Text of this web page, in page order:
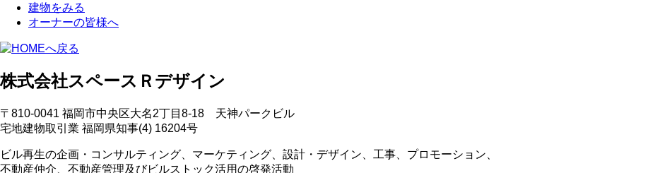
建物をみる
オーナーの皆様へ
株式会社スペースＲデザイン
〒810-0041 福岡市中央区大名2丁目8-18 天神パークビル
宅地建物取引業 福岡県知事(4) 16204号
ビル再生の企画・コンサルティング、マーケティング、設計・デザイン、工事、プロモーション、
不動産仲介、不動産管理及びビルストック活用の啓発活動